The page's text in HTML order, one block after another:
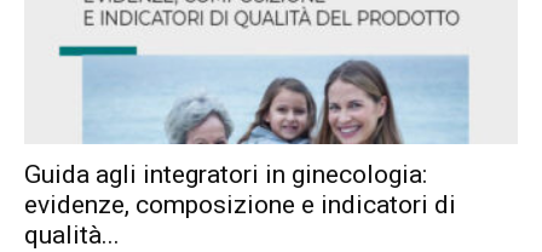
Guida agli integratori in ginecologia:
evidenze, composizione e indicatori di
qualità...